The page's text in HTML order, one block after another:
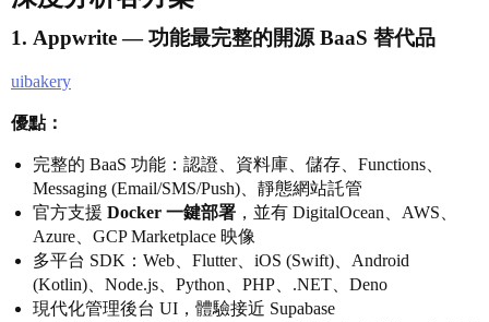
1. Appwrite— 功能最完整的開源 BaaS 替代品
uibakery
優點：
完整的 BaaS 功能：認證、資料庫、儲存、Functions、
Messaging (Email/SMS/Push)、靜態網站託管
官方支援 Docker 一鍵部署 ，並有 DigitalOcean、AWS、
Azure、GCP Marketplace 映像
多平台 SDK：Web、Flutter、iOS (Swift)、Android
(Kotlin)、Node.js、Python、PHP、.NET、Deno
現代化管理後台 UI，體驗接近 Supabase